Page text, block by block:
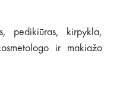
pedikiūras, kirpykla,
ir makiažo